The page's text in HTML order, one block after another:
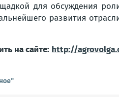
для обсуждения
развития
на сайте: http://